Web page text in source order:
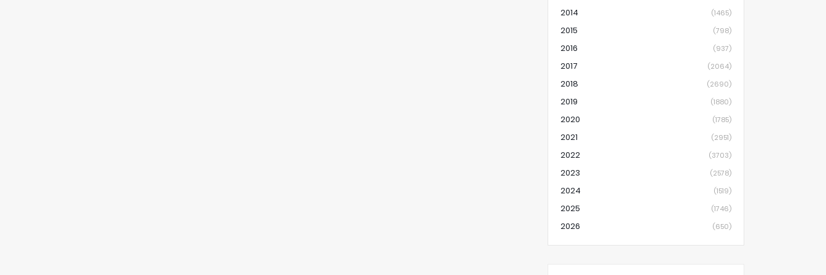
2014 (1465)
2015 (798)
2016 (937)
2017 (2064)
2018 (2690)
2019 (1880)
2020 (1785)
2021 (2951)
2022 (3703)
2023 (2578)
2024 (1519)
2025 (1746)
2026 (650)